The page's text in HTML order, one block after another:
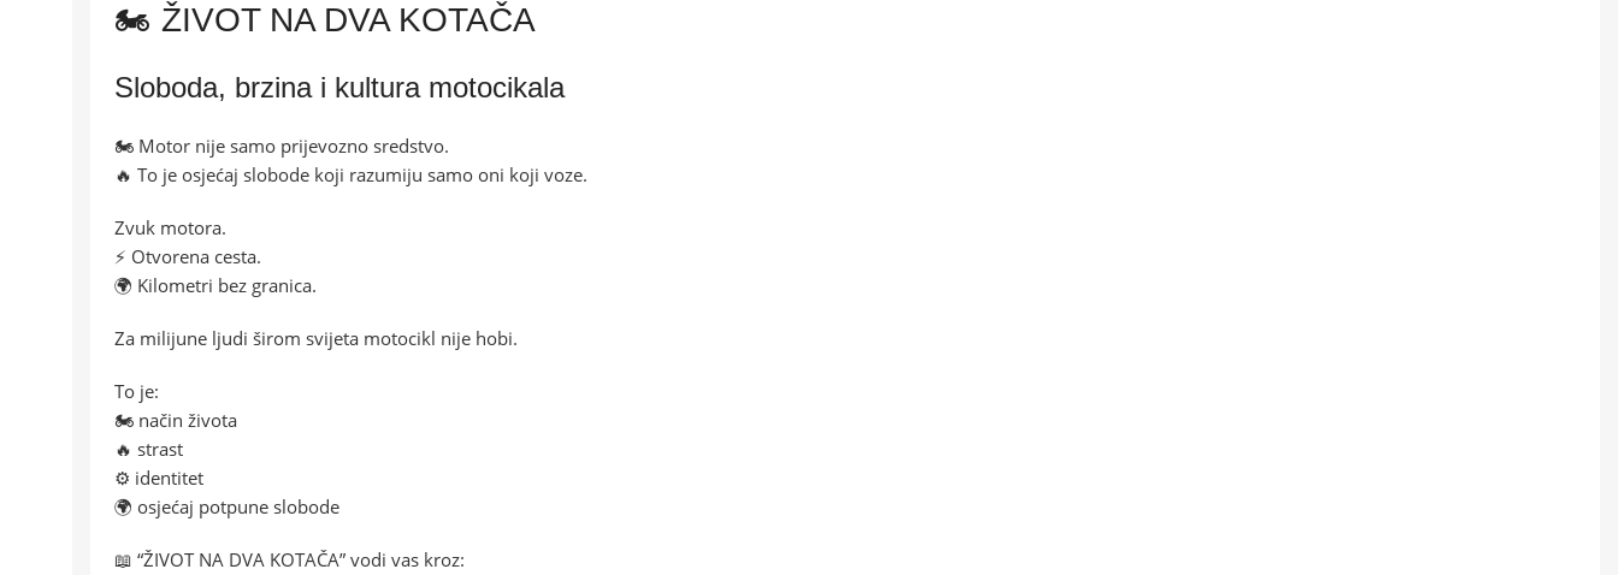
🏍️ ŽIVOT NA DVA KOTAČA
Sloboda, brzina i kultura motocikala
🏍️ Motor nije samo prijevozno sredstvo.
🔥 To je osjećaj slobode koji razumiju samo oni koji voze.
Zvuk motora.
⚡ Otvorena cesta.
🌍 Kilometri bez granica.
Za milijune ljudi širom svijeta motocikl nije hobi.
To je:
🏍️ način života
🔥 strast
⚙️ identitet
🌍 osjećaj potpune slobode
📖 “ŽIVOT NA DVA KOTAČA” vodi vas kroz: